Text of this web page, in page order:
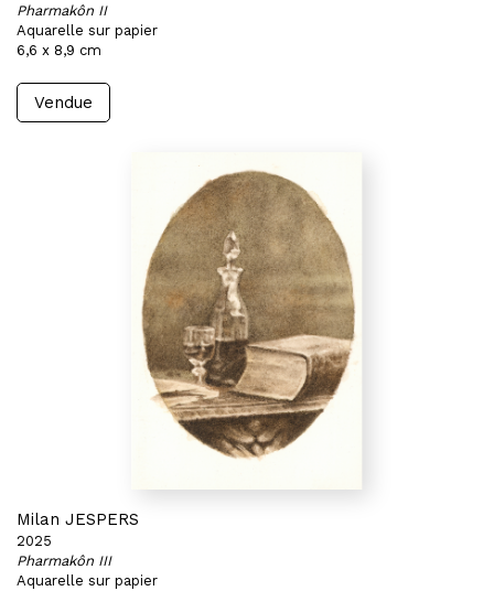
Pharmakôn II
Aquarelle sur papier
6,6 x 8,9 cm
Vendue
Milan JESPERS
2025
Pharmakôn III
Aquarelle sur papier